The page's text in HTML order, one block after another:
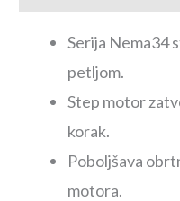
Serija Nema34
petljom.
Step motor
korak.
Poboljšava
motora.